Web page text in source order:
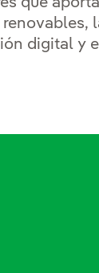
que
renovables,
digital y